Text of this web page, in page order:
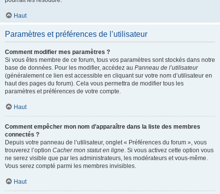
Haut
Paramètres et préférences de l’utilisateur
Comment modifier mes paramètres ?
Si vous êtes membre de ce forum, tous vos paramètres sont stockés dans notre
base de données. Pour les modifier, accédez au Panneau de l’utilisateur
(généralement ce lien est accessible en cliquant sur votre nom d’utilisateur en
haut des pages du forum). Cela vous permettra de modifier tous les
paramètres et préférences de votre compte.
Haut
Comment empêcher mon nom d’apparaître dans la liste des membres
connectés ?
Depuis votre panneau de l’utilisateur, onglet « Préférences du forum », vous
trouverez l’option Cacher mon statut en ligne. Si vous activez cette option vous
ne serez visible que par les administrateurs, les modérateurs et vous-même.
Vous serez compté parmi les membres invisibles.
Haut